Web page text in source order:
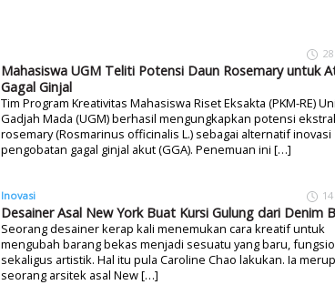
Mahasiswa UGM Teliti Potensi Daun Rosemary untuk
Gagal Ginjal
Tim Program Kreativitas Mahasiswa Riset Eksakta (PKM-RE)
Gadjah Mada (UGM) berhasil mengungkapkan potensi
rosemary (Rosmarinus officinalis L.) sebagai alternatif inovasi
pengobatan gagal ginjal akut (GGA). Penemuan ini […]
Inovasi
Desainer Asal New York Buat Kursi Gulung dari Denim
Seorang desainer kerap kali menemukan cara kreatif untuk
mengubah barang bekas menjadi sesuatu yang baru,
sekaligus artistik. Hal itu pula Caroline Chao lakukan. Ia
seorang arsitek asal New […]